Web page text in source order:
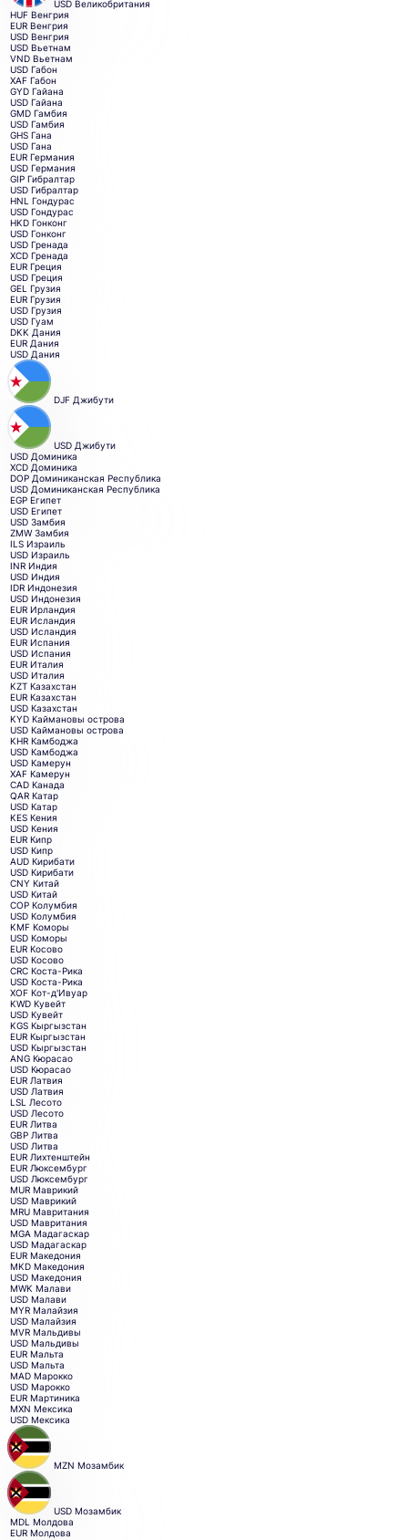
USD Великобритания
HUF Венгрия
EUR Венгрия
USD Венгрия
USD Вьетнам
VND Вьетнам
USD Габон
XAF Габон
GYD Гайана
USD Гайана
GMD Гамбия
USD Гамбия
GHS Гана
USD Гана
EUR Германия
USD Германия
GIP Гибралтар
USD Гибралтар
HNL Гондурас
USD Гондурас
HKD Гонконг
USD Гонконг
USD Гренада
XCD Гренада
EUR Греция
USD Греция
GEL Грузия
EUR Грузия
USD Грузия
USD Гуам
DKK Дания
EUR Дания
USD Дания
DJF Джибути
USD Джибути
USD Доминика
XCD Доминика
DOP Доминиканская Республика
USD Доминиканская Республика
EGP Египет
USD Египет
USD Замбия
ZMW Замбия
ILS Израиль
USD Израиль
INR Индия
USD Индия
IDR Индонезия
USD Индонезия
EUR Ирландия
EUR Исландия
USD Исландия
EUR Испания
USD Испания
EUR Италия
USD Италия
KZT Казахстан
EUR Казахстан
USD Казахстан
KYD Каймановы острова
USD Каймановы острова
KHR Камбоджа
USD Камбоджа
USD Камерун
XAF Камерун
CAD Канада
QAR Катар
USD Катар
KES Кения
USD Кения
EUR Кипр
USD Кипр
AUD Кирибати
USD Кирибати
CNY Китай
USD Китай
COP Колумбия
USD Колумбия
KMF Коморы
USD Коморы
EUR Косово
USD Косово
CRC Коста-Рика
USD Коста-Рика
XOF Кот-д'Ивуар
KWD Кувейт
USD Кувейт
KGS Кыргызстан
EUR Кыргызстан
USD Кыргызстан
ANG Кюрасао
USD Кюрасао
EUR Латвия
USD Латвия
LSL Лесото
USD Лесото
EUR Литва
GBP Литва
USD Литва
EUR Лихтенштейн
EUR Люксембург
USD Люксембург
MUR Маврикий
USD Маврикий
MRU Мавритания
USD Мавритания
MGA Мадагаскар
USD Мадагаскар
EUR Македония
MKD Македония
USD Македония
MWK Малави
USD Малави
MYR Малайзия
USD Малайзия
MVR Мальдивы
USD Мальдивы
EUR Мальта
USD Мальта
MAD Марокко
USD Марокко
EUR Мартиника
MXN Мексика
USD Мексика
MZN Мозамбик
USD Мозамбик
MDL Молдова
EUR Молдова